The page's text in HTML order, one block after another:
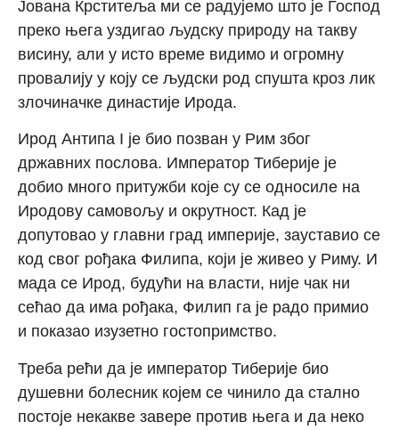
Јована Крститеља ми се радујемо што је Господ
преко њега уздигао људску природу на такву
висину, али у исто време видимо и огромну
провалију у коју се људски род спушта кроз лик
злочиначке династије Ирода.
Ирод Антипа I је био позван у Рим због
државних послова. Император Тиберије је
добио много притужби које су се односиле на
Иродову самовољу и окрутност. Кад је
допутовао у главни град империје, зауставио се
код свог рођака Филипа, који је живео у Риму. И
мада се Ирод, будући на власти, није чак ни
сећао да има рођака, Филип га је радо примио
и показао изузетно гостопримство.
Треба рећи да је император Тиберије био
душевни болесник којем се чинило да стално
постоје некакве завере против њега и да неко